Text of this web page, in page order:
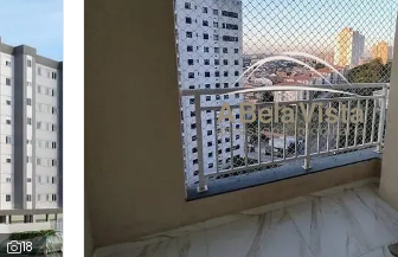
18